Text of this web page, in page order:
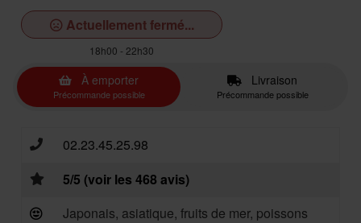
Actuellement fermé...
18h00 - 22h30
À emporter
Précommande possible
Livraison
Précommande possible
02.23.45.25.98
5/5 (voir les 468 avis)
Japonais, asiatique, fruits de mer, poissons